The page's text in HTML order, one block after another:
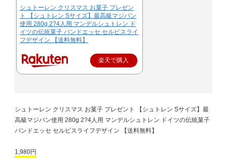
シュトーレン クリスマス お菓子 プレゼン
ト 【シュトレン Sサイズ】最高級マジパン
使用 280g 2?4人用 マンデルシュトレン ド
イツの伝統菓子 パンドエッセ セルビスライ
フデザイン 【送料無料】
楽天で購入
シュトーレン クリスマス お菓子 プレゼント 【シュトレン Sサイズ】最
高級マジパン使用 280g 2?4人用 マンデルシュトレン ドイツの伝統菓子
パンドエッセ セルビスライフデザイン 【送料無料】
1,980円